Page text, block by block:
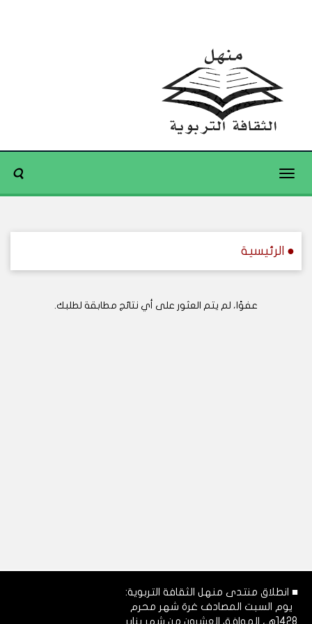
Toggle
● الرئيسية
عفوًا، لم يتم العثور على أي نتائج مطابقة لطلبك.
■ انطلاق منتدى منهل الثقافة التربوية:
يوم السبت المصادف غرة شهر محرم
1428هـ، الموافق العشرون من شهر يناير